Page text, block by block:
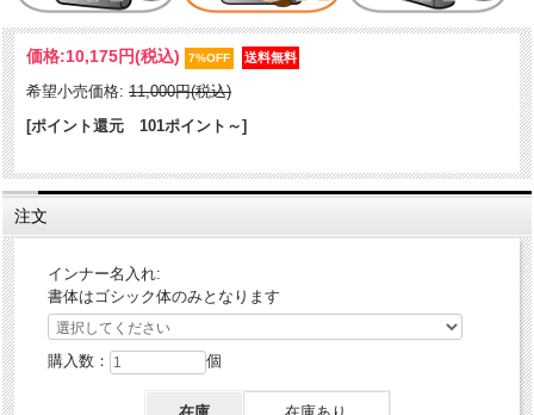
Zippo（ジッポー）：センゴク天正記徳川家康/ヤンマガ30周年記念
「センゴク」は宮下英樹先生による2004年から連載中の戦国時代漫画
です！実在の「千石秀久」という武将を主人公に同時代の資料や現地
取材をもとにした「リアル戦国漫画」で先生の描くその人物像の表現
ひきつけています！Zippo初登場です！
ケース形状：レギュラーケース
加工：両面加工
価格:10,175円(税込) 7%OFF
希望小売価格: 11,000円(税込)
[ポイント還元 101ポイント～]
注文
インナー名入れ:
書体はゴシック体のみとなります
購入数： 個